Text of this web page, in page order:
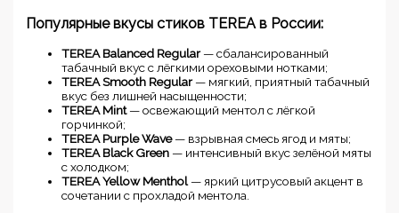
Популярные вкусы стиков TEREA в России:
TEREA Balanced Regular— сбалансированный
табачный вкус с лёгкими ореховыми нотками;
TEREA Smooth Regular— мягкий, приятный табачный
вкус без лишней насыщенности;
TEREA Mint— освежающий ментол с лёгкой
горчинкой;
TEREA Purple Wave— взрывная смесь ягод и мяты;
TEREA Black Green — интенсивный вкус зелёной мяты
с холодком;
TEREA Yellow Menthol— яркий цитрусовый акцент в
сочетании с прохладой ментола.